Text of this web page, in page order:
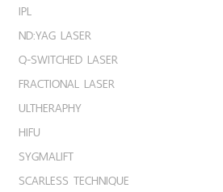
IPL
ND:YAG LASER
Q-SWITCHED LASER
FRACTIONAL LASER
ULTHERAPHY
HIFU
SYGMALIFT
SCARLESS TECHNIQUE